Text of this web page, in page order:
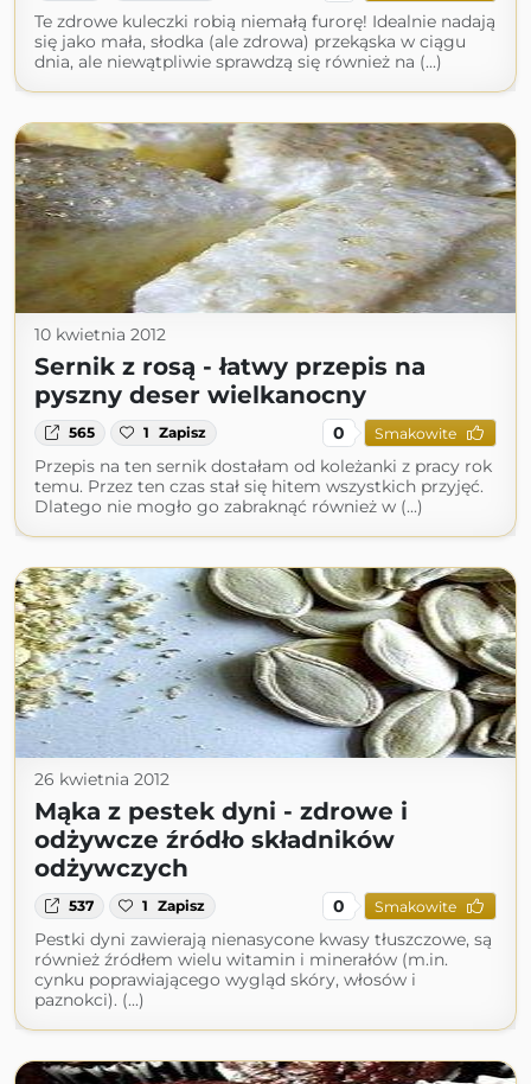
Te zdrowe kuleczki robią niemałą furorę! Idealnie nadają
się jako mała, słodka (ale zdrowa) przekąska w ciągu
dnia, ale niewątpliwie sprawdzą się również na (...)
10 kwietnia 2012
Sernik z rosą - łatwy przepis na
pyszny deser wielkanocny
565 1 Zapisz 0 Smakowite
Przepis na ten sernik dostałam od koleżanki z pracy rok
temu. Przez ten czas stał się hitem wszystkich przyjęć.
Dlatego nie mogło go zabraknąć również w (...)
26 kwietnia 2012
Mąka z pestek dyni - zdrowe i
odżywcze źródło składników
odżywczych
537 1 Zapisz 0 Smakowite
Pestki dyni zawierają nienasycone kwasy tłuszczowe, są
również źródłem wielu witamin i minerałów (m.in.
cynku poprawiającego wygląd skóry, włosów i
paznokci). (...)